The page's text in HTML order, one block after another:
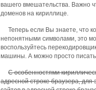
вашего вмешательства. Важно
доменов на кириллице.
Теперь если Вы знаете, что
непонятными символами, это
воспользуйтесь
машины. А можно просто писать
С особенностями
адресной строке браузера, для